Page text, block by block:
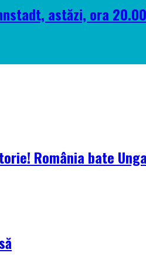
astăzi, ora 20.00
România bate